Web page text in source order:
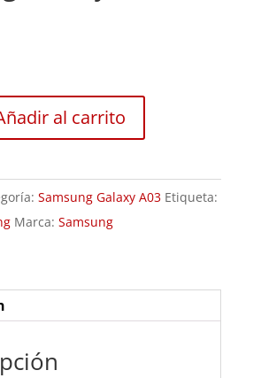
al carrito
Samsung Galaxy A03 Etiqueta:
Marca: Samsung